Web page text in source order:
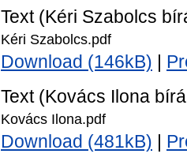
Text (Kéri Szabolcs
Kéri Szabolcs.pdf
Download (146kB)
Text (Kovács Ilona
Kovács Ilona.pdf
Download (481kB)